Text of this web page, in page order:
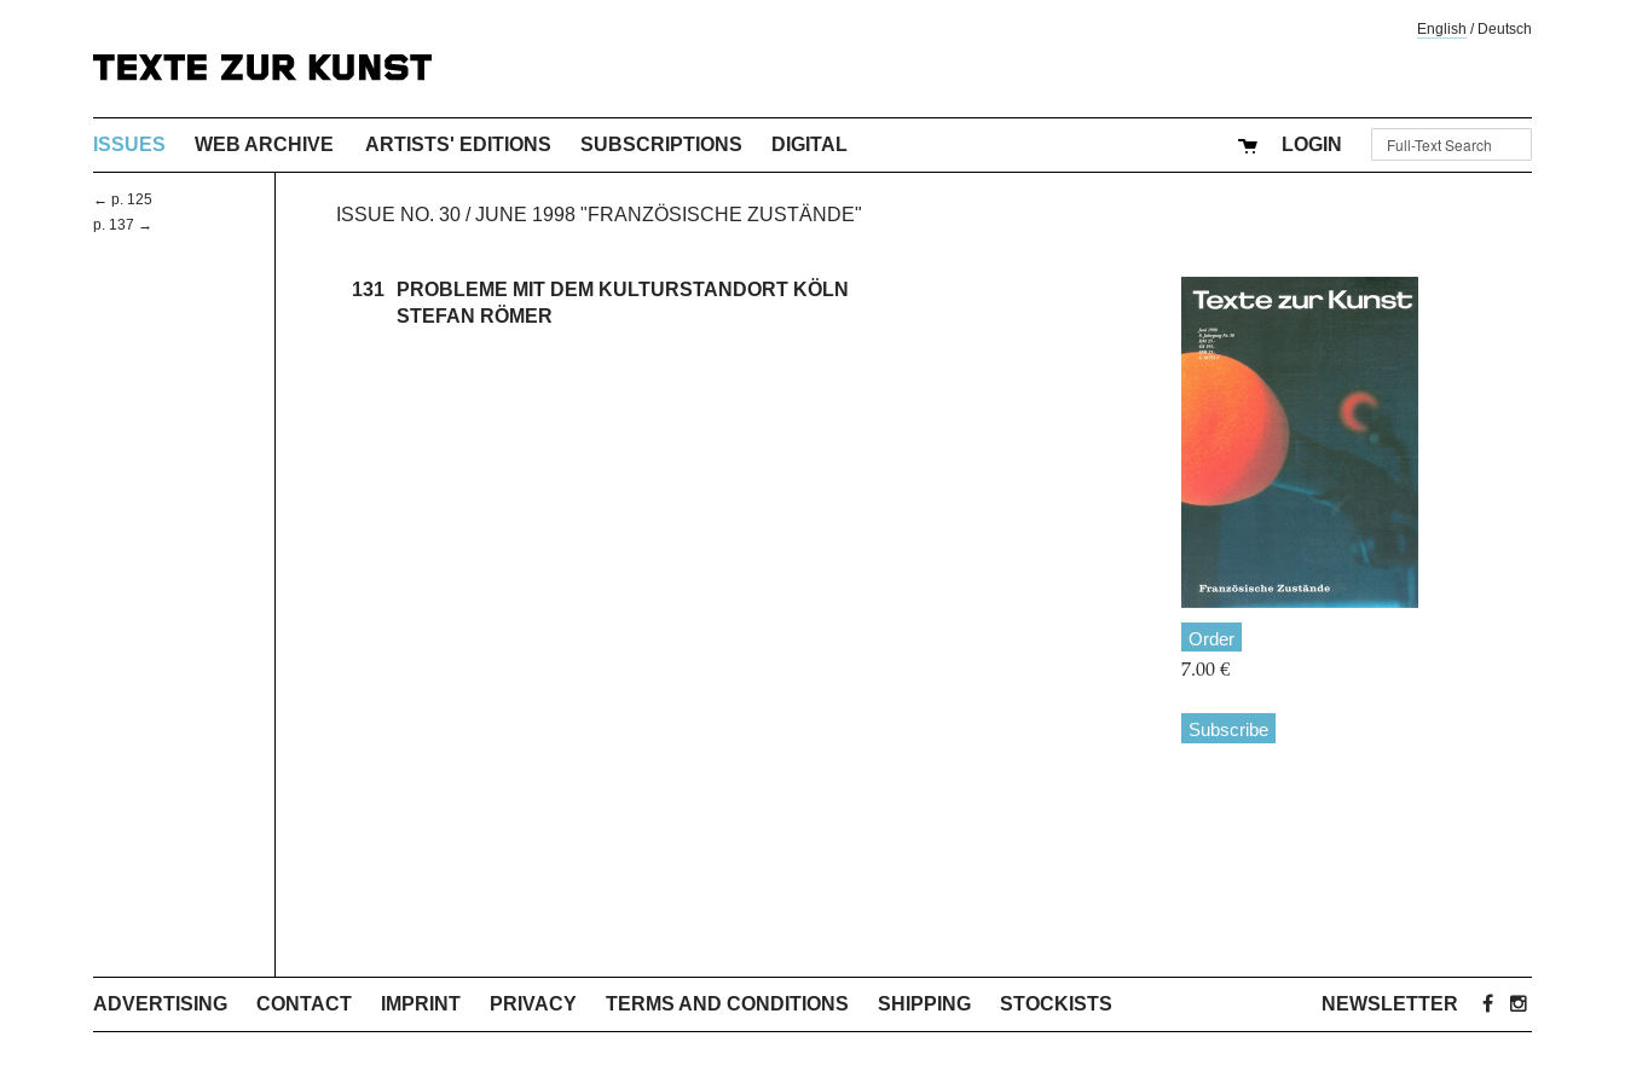
English / Deutsch
ISSUES WEB ARCHIVE ARTISTS' EDITIONS SUBSCRIPTIONS DIGITAL LOGIN
← p. 125
p. 137 →
ISSUE NO. 30 / JUNE 1998 "FRANZÖSISCHE ZUSTÄNDE"
131
PROBLEME MIT DEM KULTURSTANDORT KÖLN
STEFAN RÖMER
Order
7.00 €
Subscribe
ADVERTISING CONTACT IMPRINT PRIVACY TERMS AND CONDITIONS SHIPPING STOCKISTS NEWSLETTER